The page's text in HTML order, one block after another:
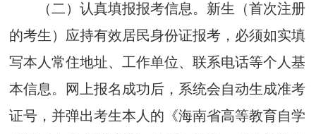
（二）认真填报报考信息。 新生 （首次注册
的考生） 应持有效居民身份证报考 ， 必须如实填
写本人常住地址、工作单位、联系电话等个人基
本信息。网上报名成功后，系统会自动生成准考
证号，并弹出考生本人的《海南省高等教育自学